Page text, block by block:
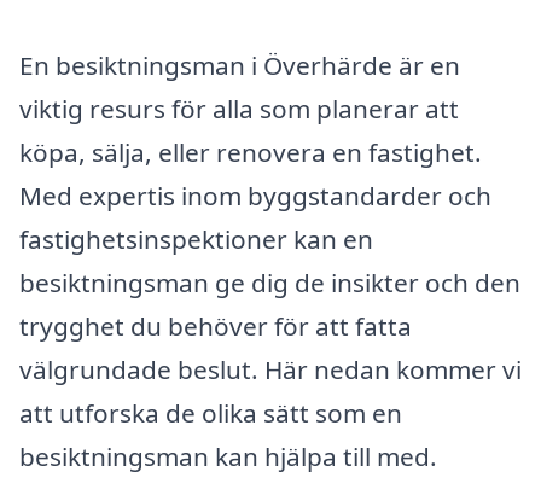
En besiktningsman i Överhärde är en
viktig resurs för alla som planerar att
köpa, sälja, eller renovera en fastighet.
Med expertis inom byggstandarder och
fastighetsinspektioner kan en
besiktningsman ge dig de insikter och den
trygghet du behöver för att fatta
välgrundade beslut. Här nedan kommer vi
att utforska de olika sätt som en
besiktningsman kan hjälpa till med.